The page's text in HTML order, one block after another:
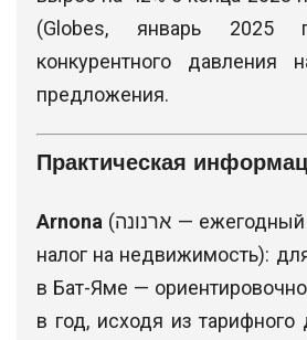
(Globes, январь
конкурентного давления
предложения.
Практическая
Arnona (ארנונה — ежегодный муниципальный
налог на недвижимость):
в Бат-Яме —
в год, исходя из